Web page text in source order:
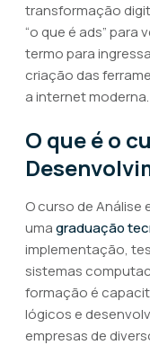
transformação
“o que é ads” para
termo para
criação das
a internet moderna.
O que é o
O curso de Análise
umagraduação
implementação,
sistemas
formação é
lógicos e
empresas de